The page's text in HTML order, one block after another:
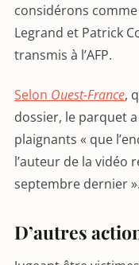
considérons
Legrand et Patrick
transmis à l’AFP.
Selon Ouest-France,
dossier, le parquet
plaignants « que
l’auteur de la vidéo
septembre dernier ».
D’autres